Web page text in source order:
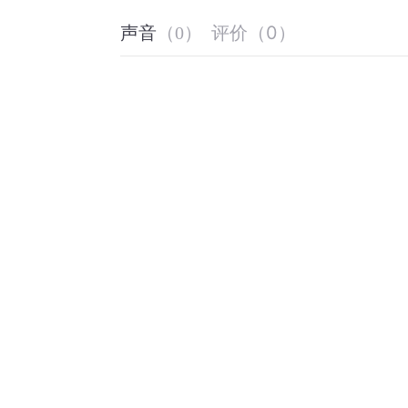
声音 （0） 评价 （0 ）